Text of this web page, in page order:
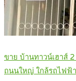
ขาย บ้านทาวน์เฮาส์
ถนนใหญ่ ใกล้รถไฟฟ้